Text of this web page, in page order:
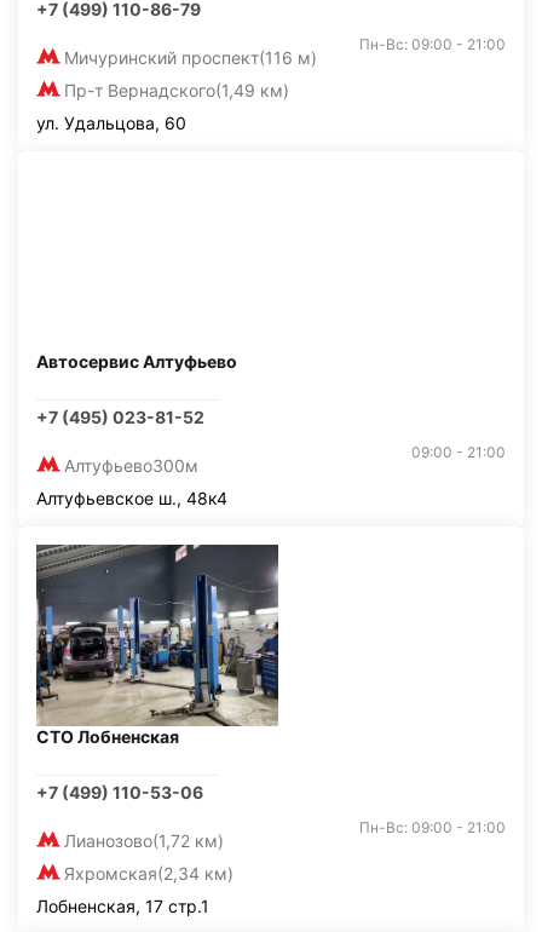
+7 (499) 110-86-79
Мичуринский проспект(116 м)
Пр-т Вернадского(1,49 км)
Пн-Вс: 09:00 - 21:00
ул. Удальцова, 60
Автосервис Алтуфьево
+7 (495) 023-81-52
Алтуфьево300м
09:00 - 21:00
Алтуфьевское ш., 48к4
СТО Лобненская
+7 (499) 110-53-06
Лианозово(1,72 км)
Яхромская(2,34 км)
Пн-Вс: 09:00 - 21:00
Лобненская, 17 стр.1